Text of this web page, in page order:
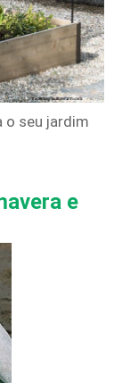
o seu jardim
e